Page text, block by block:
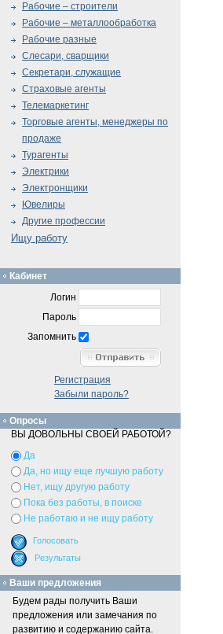
Рабочие – строители
Рабочие – металлообработка
Рабочие разные
Слесари, сварщики
Секретари, служащие
Страховые агенты
Телемаркетинг
Торговые агенты, менеджеры по
продаже
Турагенты
Электрики
Электронщики
Ювелиры
Другие профессии
Ищу работу
Кабинет
Логин
Пароль
Запомнить
Регистрация
Забыли пароль?
Опросы
ВЫ ДОВОЛЬНЫ СВОЕЙ РАБОТОЙ?
Да
Да, но ищу еще лучшую работу
Нет, ищу другую работу
Пока без работы, в поиске
Не работаю и не ищу работу
Ваши предложения
Будем рады получить Ваши
предложения или замечания по
развитию и содержанию сайта.